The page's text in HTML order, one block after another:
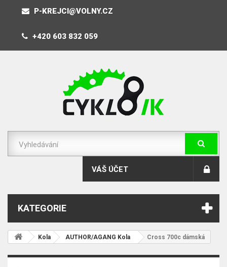
P-KREJCI@VOLNY.CZ
+420 603 832 059
VÁŠ ÚČET
KATEGORIE
Kola AUTHOR/AGANG Kola Cross 700c dámská